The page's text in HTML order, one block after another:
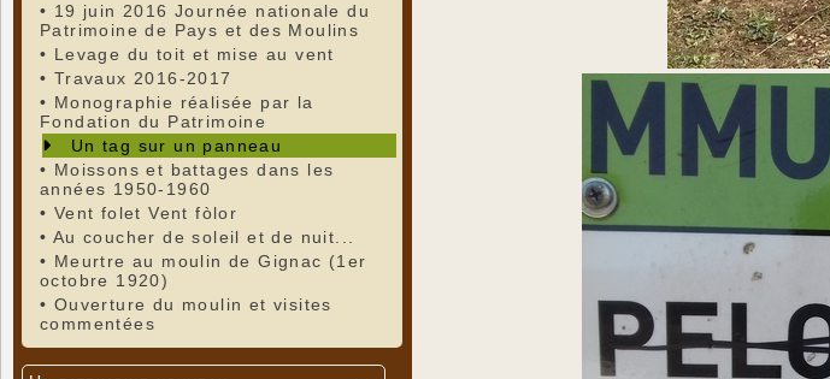
• 19 juin 2016 Journée nationale du
Patrimoine de Pays et des Moulins
• Levage du toit et mise au vent
• Travaux 2016-2017
• Monographie réalisée par la
Fondation du Patrimoine
Un tag sur un panneau
• Moissons et battages dans les
années 1950-1960
• Vent folet Vent fòlor
• Au coucher de soleil et de nuit...
• Meurtre au moulin de Gignac (1er
octobre 1920)
• Ouverture du moulin et visites
commentées